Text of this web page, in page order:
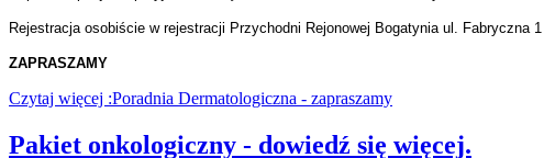
Rejestracja osobiście w rejestracji Przychodni Rejonowej Bogatynia ul. Fabryczna 1
ZAPRASZAMY
Czytaj więcej :Poradnia Dermatologiczna - zapraszamy
Pakiet onkologiczny - dowiedź się więcej.